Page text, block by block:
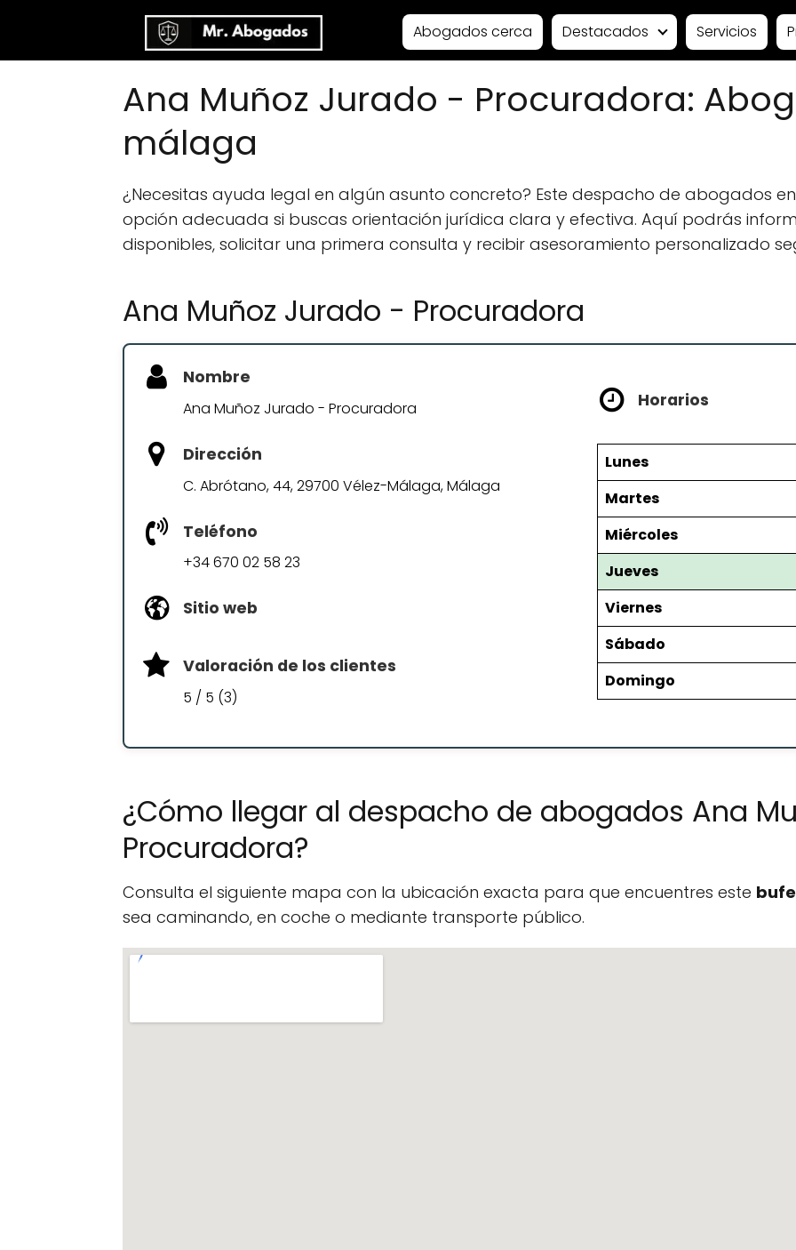
Abogados cerca Destacados Servicios
Ana Muñoz Jurado - Procuradora:
málaga
¿Necesitas ayuda legal en algún asunto concreto? Este despacho de abogados
opción adecuada si buscas orientación jurídica clara y efectiva. Aquí podrás
disponibles, solicitar una primera consulta y recibir asesoramiento personalizado
Ana Muñoz Jurado - Procuradora
Nombre
Ana Muñoz Jurado - Procuradora
Dirección
C. Abrótano, 44, 29700 Vélez-Málaga, Málaga
Teléfono
+34 670 02 58 23
Sitio web
Valoración de los clientes
5 / 5 (3)
Horarios
Lunes
Martes
Miércoles
Jueves
Viernes
Sábado
Domingo
¿Cómo llegar al despacho de abogados Ana
Procuradora?
Consulta el siguiente mapa con la ubicación exacta para que encuentres este
sea caminando, en coche o mediante transporte público.